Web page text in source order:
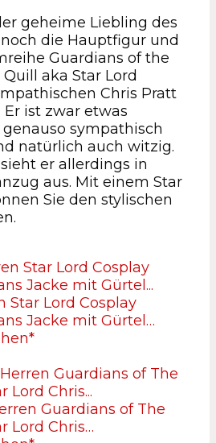
geheime Liebling des
die Hauptfigur und
Guardians of the
aka Star Lord
Chris Pratt
ist zwar etwas
sympathisch
natürlich auch witzig.
er allerdings in
aus. Mit einem Star
Sie den stylischen
Star Lord Cosplay
Jacke mit Gürtel…
Guardians of The
Lord Chris…